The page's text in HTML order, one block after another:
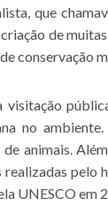
que
de
conservação
visitação
no
animais.
pelo
UNESCO em